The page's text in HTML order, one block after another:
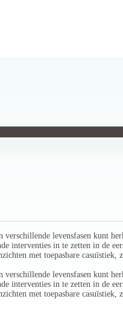
levensfasen kunt
interventies in te zetten in de
met toepasbare casuïstiek,
levensfasen kunt
interventies in te zetten in de
met toepasbare casuïstiek,